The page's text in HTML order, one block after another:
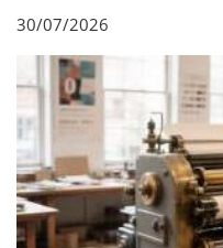
30/07/2026